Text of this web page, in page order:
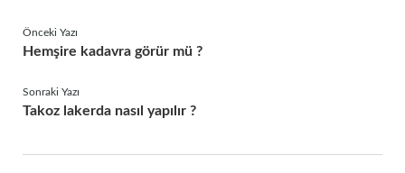
Önceki Yazı
Hemşire kadavra görür mü ?
Sonraki Yazı
Takoz lakerda nasıl yapılır ?